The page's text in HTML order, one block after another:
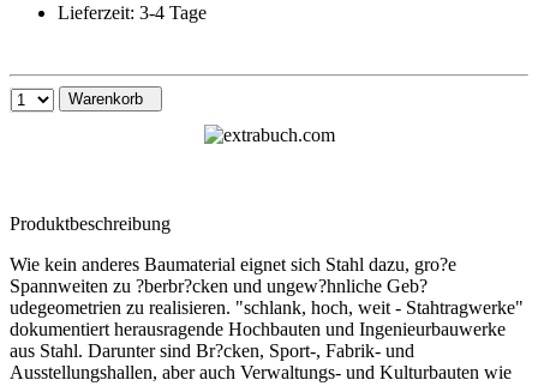
Lieferzeit: 3-4 Tage
Warenkorb
Produktbeschreibung
Wie kein anderes Baumaterial eignet sich Stahl dazu, gro?e
Spannweiten zu ?berbr?cken und ungew?hnliche Geb?
udegeometrien zu realisieren. "schlank, hoch, weit - Stahtragwerke"
dokumentiert herausragende Hochbauten und Ingenieurbauwerke
aus Stahl. Darunter sind Br?cken, Sport-, Fabrik- und
Ausstellungshallen, aber auch Verwaltungs- und Kulturbauten wie